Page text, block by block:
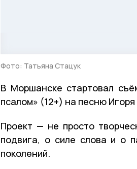
Фото: Татьяна Стацук
В Моршанске стартовал
псалом» (12+) на песню
Проект — не просто
подвига, о силе слова и о
поколений.